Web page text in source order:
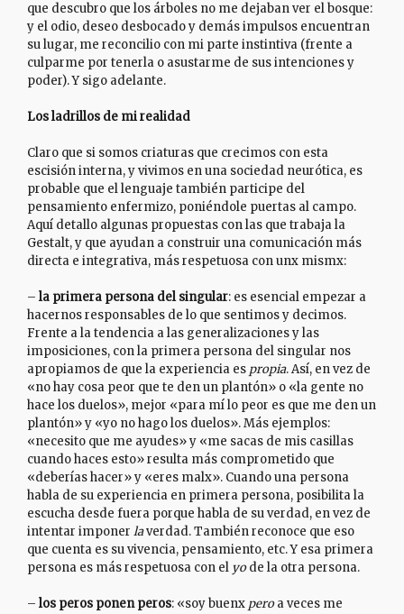
que descubro que los árboles no me dejaban ver el bosque:
y el odio, deseo desbocado y demás impulsos encuentran
su lugar, me reconcilio con mi parte instintiva (frente a
culparme por tenerla o asustarme de sus intenciones y
poder). Y sigo adelante.
Los ladrillos de mi realidad
Claro que si somos criaturas que crecimos con esta
escisión interna, y vivimos en una sociedad neurótica, es
probable que el lenguaje también participe del
pensamiento enfermizo, poniéndole puertas al campo.
Aquí detallo algunas propuestas con las que trabaja la
Gestalt, y que ayudan a construir una comunicación más
directa e integrativa, más respetuosa con unx mismx:
– la primera persona del singular: es esencial empezar a
hacernos responsables de lo que sentimos y decimos.
Frente a la tendencia a las generalizaciones y las
imposiciones, con la primera persona del singular nos
apropiamos de que la experiencia es propia. Así, en vez de
«no hay cosa peor que te den un plantón» o «la gente no
hace los duelos», mejor «para mí lo peor es que me den un
plantón» y «yo no hago los duelos». Más ejemplos:
«necesito que me ayudes» y «me sacas de mis casillas
cuando haces esto» resulta más comprometido que
«deberías hacer» y «eres malx». Cuando una persona
habla de su experiencia en primera persona, posibilita la
escucha desde fuera porque habla de su verdad, en vez de
intentar imponer laverdad. También reconoce que eso
que cuenta es su vivencia, pensamiento, etc. Y esa primera
persona es más respetuosa con el yode la otra persona.
– los peros ponen peros: «soy buenx peroa veces me